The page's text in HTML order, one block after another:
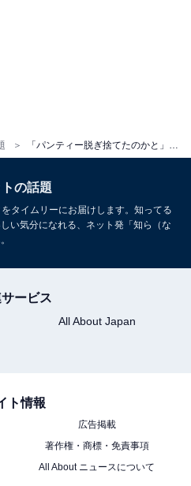
の話題
タイムリーにお届けします。知ってる
い気分になれる、ネット発「知ら（な
ービス
All About Japan
ト情報
広告掲載
著作権・商標・免責事項
All About ニュースについて